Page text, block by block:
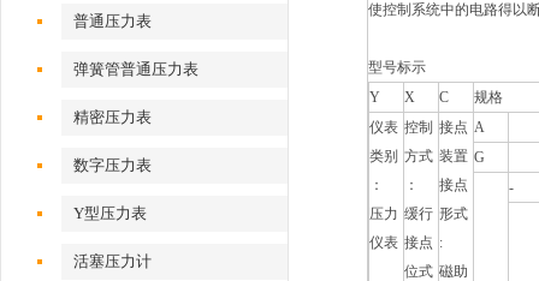
普通压力表
弹簧管普通压力表
精密压力表
数字压力表
Y型压力表
活塞压力计
使控制系统中的电路得以
型号标示
Y
X C
规格
仪表
类别
：
压力
仪表
控制
方式
：
缓行
接点
位式
接点
装置
接点
形式
:
磁助
A
G
-